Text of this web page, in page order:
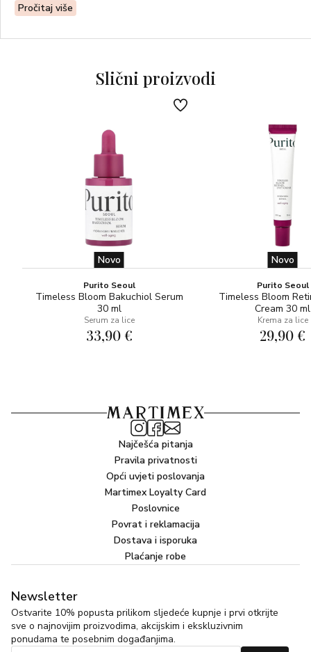
Gel stick za sunčanje SPF 50+ štiti najosjetljivija područja
madeža, tetovaža, kapilara, ožiljaka i mrlja – bez
Shimmer iluminirajući stick, bez zaštitnog faktora, daje koži
sofisticiran dodir svjetlosti i čini je blistavom.
Idealno za uvijek imati uz sebe kako biste ponovno nanijeli
zaštitu od sunca ili dodali nježan shimmer efekt na lice i
dekolte. Sada, uz nekoliko praktičnih poteza, možete
osloboditi svoju ljepotu!
Pročitaj više
Slični proizvodi
Novo
Purito Seoul
Timeless Bloom Bakuchiol Serum
30 ml
Serum za lice
33,90 €
Novo
Purito Seoul
Timeless Bloom
Cream 30 ml
Krema za lice
29,90 €
Najčešća pitanja
Pravila privatnosti
Opći uvjeti poslovanja
Martimex Loyalty Card
Poslovnice
Povrat i reklamacija
Dostava i isporuka
Plaćanje robe
Newsletter
Ostvarite 10% popusta prilikom sljedeće kupnje i prvi otkrijte
sve o najnovijim proizvodima, akcijskim i ekskluzivnim
ponudama te posebnim događanjima.